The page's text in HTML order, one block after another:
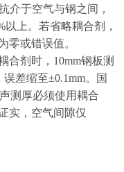
介于空气与钢之间，
以上。若省略耦合剂，
零或错误值。
剂时，10mm钢板测
差缩至±0.1mm。国
测厚必须使用耦合
实，空气间隙仅